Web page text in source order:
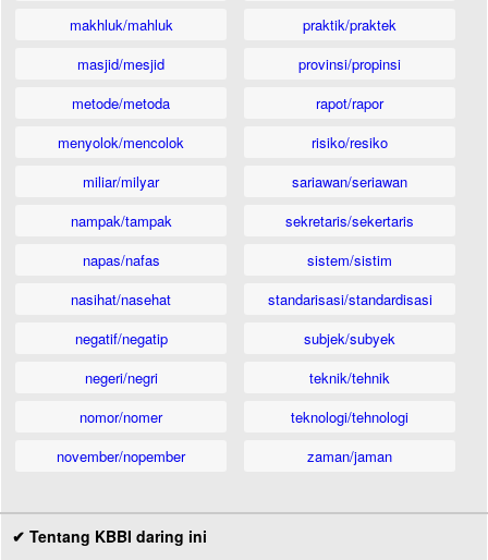
makhluk/mahluk
masjid/mesjid
metode/metoda
menyolok/mencolok
miliar/milyar
nampak/tampak
napas/nafas
nasihat/nasehat
negatif/negatip
negeri/negri
nomor/nomer
november/nopember
praktik/praktek
provinsi/propinsi
rapot/rapor
risiko/resiko
sariawan/seriawan
sekretaris/sekertaris
sistem/sistim
standarisasi/standardisasi
subjek/subyek
teknik/tehnik
teknologi/tehnologi
zaman/jaman
✔ Tentang KBBI daring ini